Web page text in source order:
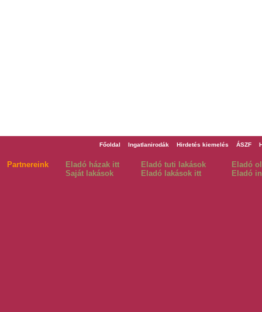
Főoldal Ingatlanirodák Hirdetés kiemelés ÁSZF
Partnereink Eladó házak itt Eladó tuti lakások
Eladó
Saját lakások
Eladó lakások itt Eladó